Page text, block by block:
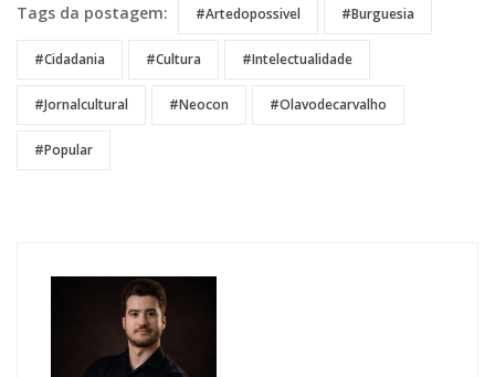
Tags da postagem: #artedopossivel #burguesia
#cidadania #cultura #intelectualidade
#jornalcultural #neocon #Olavodecarvalho
#popular